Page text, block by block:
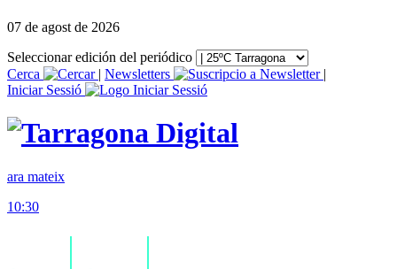
07 de agost de 2026
Seleccionar edición del periódico
Cerca
| Newsletters
|
Iniciar Sessió
ara mateix
10:30